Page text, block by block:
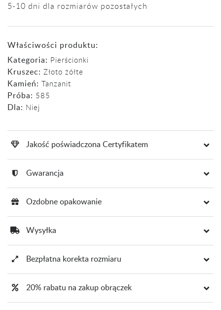
5-10 dni dla rozmiarów pozostałych
Właściwości produktu:
Kategoria: Pierścionki
Kruszec: Złoto żółte
Kamień: Tanzanit
Próba: 585
Dla: Niej
Jakość poświadczona Certyfikatem
Gwarancja
Ozdobne opakowanie
Wysyłka
Bezpłatna korekta rozmiaru
20% rabatu na zakup obrączek